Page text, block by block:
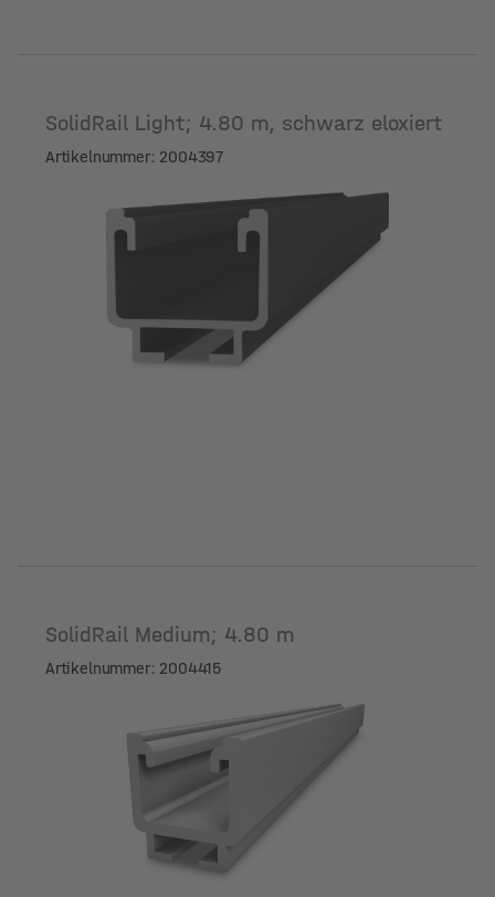
SolidRail Light; 4.80 m, schwarz eloxiert
Artikelnummer: 2004397
SolidRail Medium; 4.80 m
Artikelnummer: 2004415